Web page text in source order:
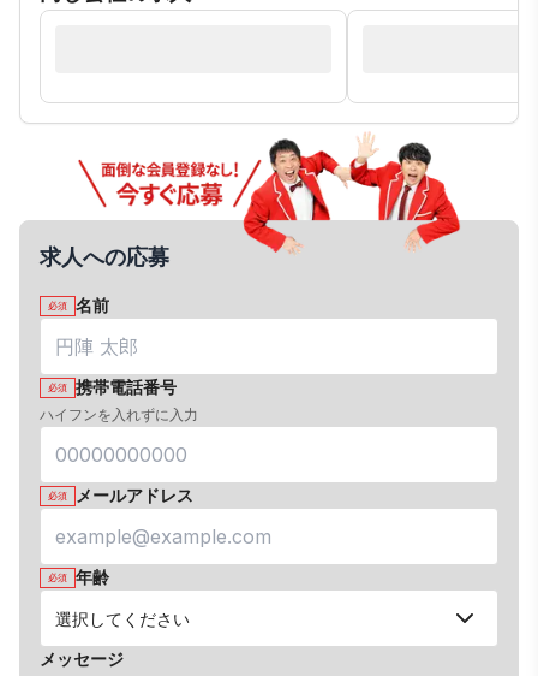
求人への応募
必須 名前
必須 携帯電話番号
ハイフンを入れずに入力
必須 メールアドレス
必須 年齢
メッセージ